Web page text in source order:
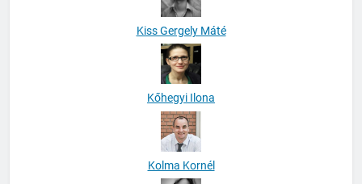
Kiss Gergely Máté
Kőhegyi Ilona
Kolma Kornél